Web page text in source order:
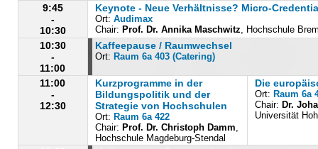
9:45
-
10:30
Keynote - Neue Verhältnisse? Micro-
Ort: Audimax
Chair: Prof. Dr. Annika Maschwitz, Hochschule
10:30
-
11:00
Kaffeepause / Raumwechsel
Ort: Raum 6a 403 (Catering)
11:00
-
12:30
Kurzprogramme in der
Bildungspolitik und der
Strategie von Hochschulen
Ort: Raum 6a 422
Chair: Prof. Dr. Christoph Damm,
Hochschule Magdeburg-Stendal
Die
Ort: Raum 6a
Chair: Dr.
Universität